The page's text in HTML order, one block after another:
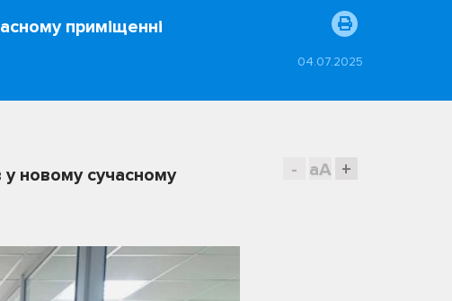
приміщенні
04.07.2025
- aA +
у новому сучасному